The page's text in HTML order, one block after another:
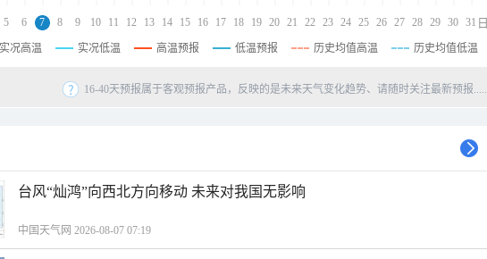
5 6 7 8 9 10 11 12 13 14 15 16 17 18 19 20 21 22 23 24 25 26 27 28 29 30 31 日
实况高温 实况低温 高温预报 低温预报 历史均值高温 历史均值低温
16-40天预报属于客观预报产品，反映的是未来天气变化趋势、请随时关注最新预报.....
台风“灿鸿”向西北方向移动 未来对我国无影响
中国天气网 2026-08-07 07:19